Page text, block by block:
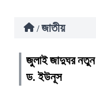
/ জাতীয়
জুলাই জাদুঘর নতুন
ড. ইউনূস